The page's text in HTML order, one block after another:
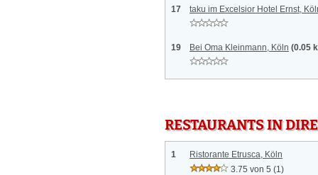
17 taku im Excelsior Hotel Ernst,
19 Bei Oma Kleinmann, Köln (0.05
RESTAURANTS IN
1
Ristorante Etrusca, Köln
3.75 von 5 (1)